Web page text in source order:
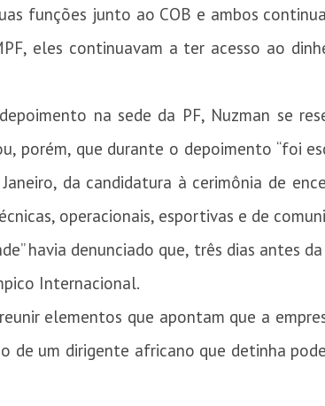
funções junto ao COB e ambos
eles continuavam a ter acesso ao
na sede da PF, Nuzman se
porém, que durante o depoimento “foi
da candidatura à cerimônia de
operacionais, esportivas e de
havia denunciado que, três dias antes
Internacional.
elementos que apontam que a
de um dirigente africano que detinha